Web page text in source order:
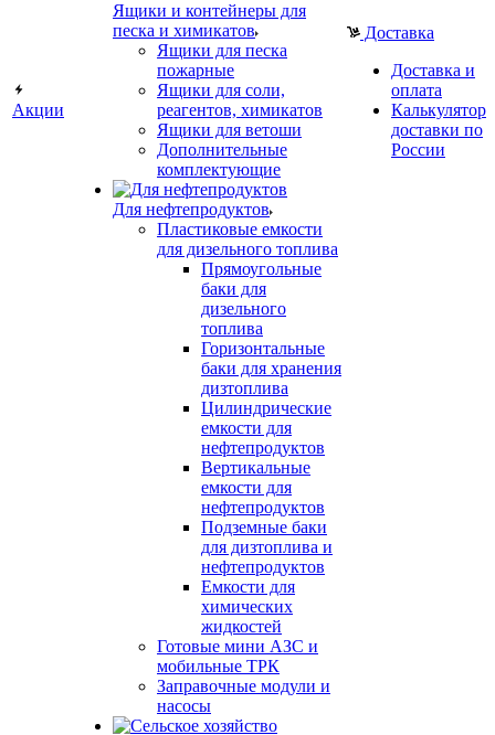
Акции
Ящики и контейнеры для
песка и химикатов
Ящики для песка
пожарные
Ящики для соли,
реагентов, химикатов
Ящики для ветоши
Дополнительные
комплектующие
Для нефтепродуктов
Пластиковые емкости
для дизельного топлива
Прямоугольные
баки для
дизельного
топлива
Горизонтальные
баки для хранения
дизтоплива
Цилиндрические
емкости для
нефтепродуктов
Вертикальные
емкости для
нефтепродуктов
Подземные баки
для дизтоплива и
нефтепродуктов
Емкости для
химических
жидкостей
Готовые мини АЗС и
мобильные ТРК
Заправочные модули и
насосы
Доставка
Доставка и
оплата
Калькулятор
доставки по
России